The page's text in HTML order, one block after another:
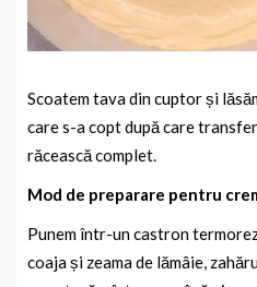
Scoatem tava din cuptor și
care s-a copt după care
răcească complet.
Mod de preparare pentru
Punem într-un castron
coaja și zeama de lămâie,